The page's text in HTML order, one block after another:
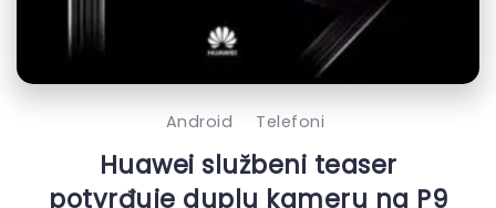
Android Telefoni
Huawei službeni teaser
potvrđuje duplu kameru na P9